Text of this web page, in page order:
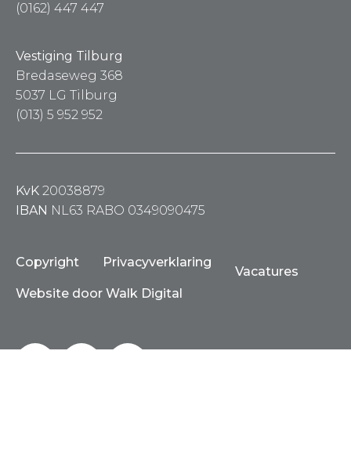
(0162) 447 447
Vestiging Tilburg
Bredaseweg 368
5037 LG Tilburg
(013) 5 952 952
KvK 20038879
IBAN NL63 RABO 0349090475
Copyright Privacyverklaring
Vacatures
Website door Walk Digital